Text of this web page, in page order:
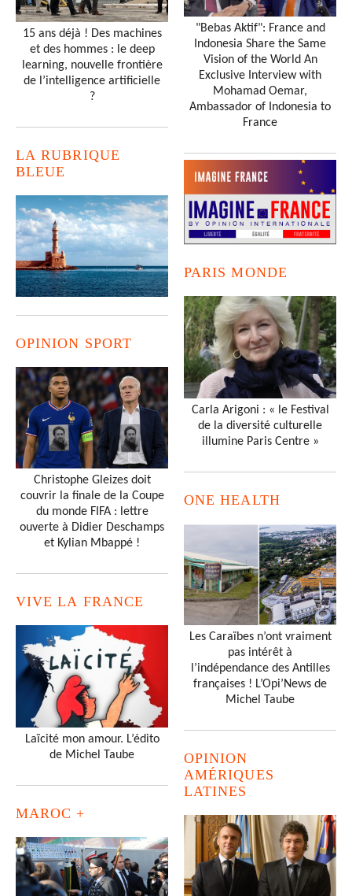
15 ans déjà ! Des machines
et des hommes : le deep
learning, nouvelle frontière
de l’intelligence artificielle
?
LA RUBRIQUE
BLEUE
OPINION SPORT
Christophe Gleizes doit
couvrir la finale de la Coupe
du monde FIFA : lettre
ouverte à Didier Deschamps
et Kylian Mbappé !
VIVE LA FRANCE
Laïcité mon amour. L’édito
de Michel Taube
MAROC +
"Bebas Aktif": France and
Indonesia Share the Same
Vision of the World An
Exclusive Interview with
Mohamad Oemar,
Ambassador of Indonesia to
France
PARIS MONDE
Carla Arigoni : « le Festival
de la diversité culturelle
illumine Paris Centre »
ONE HEALTH
Les Caraïbes n’ont vraiment
pas intérêt à
l’indépendance des Antilles
françaises ! L’Opi’News de
Michel Taube
OPINION
AMÉRIQUES
LATINES